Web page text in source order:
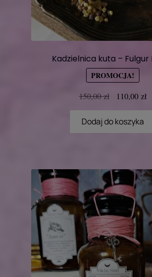
Kadzielnica kuta – Fulgur
PROMOCJA!
150,00zł
Pierwotna
cena
wynosiła:
150,00 zł.
110,00 zł
Dodaj do koszyka